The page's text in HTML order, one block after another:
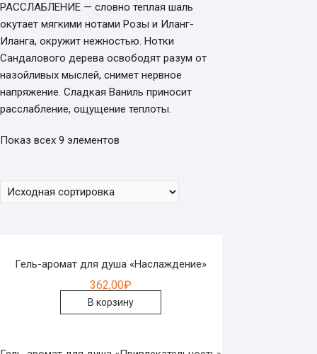
РАССЛАБЛЕНИЕ — словно теплая шаль
окутает мягкими нотами Розы и Иланг-
Иланга, окружит нежностью. Нотки
Сандалового дерева освободят разум от
назойливых мыслей, снимет нервное
напряжение. Сладкая Ваниль приносит
расслабление, ощущение теплоты.
Показ всех 9 элементов
Гель-аромат для душа «Наслаждение»
362,00₽
В корзину